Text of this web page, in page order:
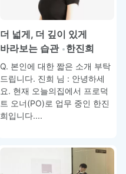
더 넓게, 더 깊이 있게
바라보는 습관 한진희
Q. 본인에 대한 짧은 소개 부탁
드립니다. 진희 님 : 안녕하세
요. 현재 오늘의집에서 프로덕
트 오너(PO)로 업무 중인 한진
희입니다....